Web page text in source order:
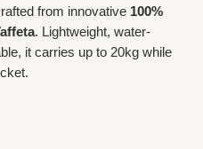
from innovative 100%
. Lightweight, water-
it carries up to 20kg while